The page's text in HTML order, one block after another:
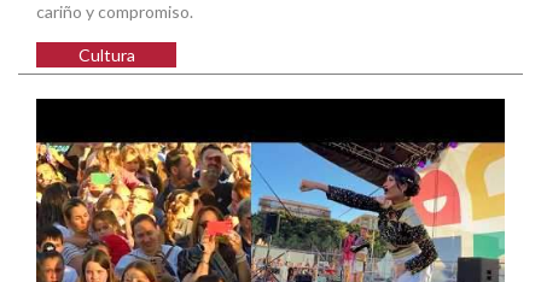
cariño y compromiso.
Cultura